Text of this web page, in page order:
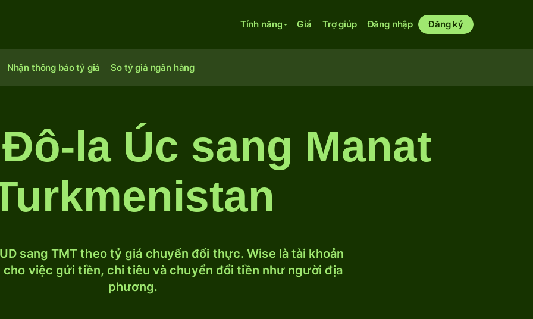
Tính năng Giá Trợ giúp Đăng nhập Đăng ký
Nhận thông báo tỷ giá So tỷ giá ngân hàng
la Úc sang Manat
sang TMT theo tỷ giá chuyển đổi thực. Wise là tài khoản
việc gửi tiền, chi tiêu và chuyển đổi tiền như người địa
phương.